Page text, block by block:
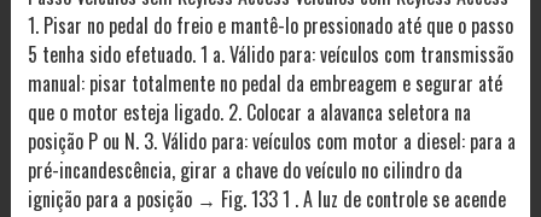
1. Pisar no pedal do freio e mantê-lo pressionado até que o passo
5 tenha sido efetuado. 1 a. Válido para: veículos com transmissão
manual: pisar totalmente no pedal da embreagem e segurar até
que o motor esteja ligado. 2. Colocar a alavanca seletora na
posição P ou N. 3. Válido para: veículos com motor a diesel: para a
pré-incandescência, girar a chave do veículo no cilindro da
ignição para a posição → Fig. 133 1 . A luz de controle se acende